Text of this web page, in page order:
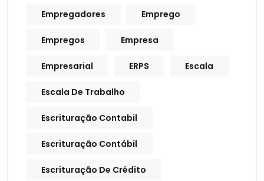
Empregadores Emprego
Empregos Empresa
Empresarial ERPS Escala
Escala De Trabalho
Escrituração Contabil
Escrituração Contábil
Escrituração De Crédito